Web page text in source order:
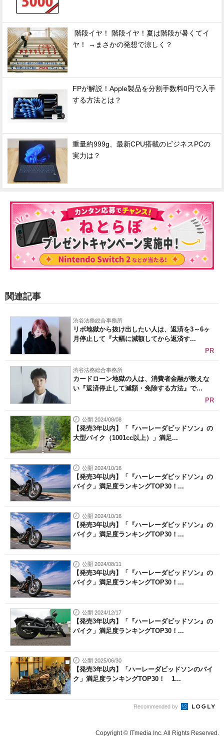
階段イヤ！ 階段イヤ！夏は階段が暑くてイ
ヤ！ →まさかの発想で涼しく？
FPが解説！Apple製品を分割手数料0円で入手
する方法とは？
重量約999g、最新CPU搭載のビジネスPCの
実力は？
関連記事
渋谷法務総合事務所
リボ地獄から抜け出したい人は、返済を3～6ヶ
月停止して『大幅に減額してから返済す...
PR
渋谷法務総合事務所
カードローン地獄の人は、消費者金融が教えな
い『返済停止して減額・免除する方法』で...
PR
公開 2024/08/08
【発売3年以内】「『ハーレーダビッドソン』の
大型バイク（1001cc以上）」満足...
公開 2024/10/16
【発売3年以内】「『ハーレーダビッドソン』の
バイク」満足度ランキングTOP30！...
公開 2024/10/16
【発売3年以内】「『ハーレーダビッドソン』の
バイク」満足度ランキングTOP30！...
公開 2024/08/11
【発売3年以内】「『ハーレーダビッドソン』の
バイク」満足度ランキングTOP30！...
公開 2024/12/17
【発売3年以内】「『ハーレーダビッドソン』の
バイク」満足度ランキングTOP30！...
公開 2025/06/30
【発売3年以内】「ハーレーダビッドソンのバイ
ク」満足度ランキングTOP30！ 1...
Recommended by
Copyright © ITmedia Inc. All Rights Reserved.